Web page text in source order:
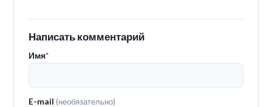
Написать комментарий
Имя*
E-mail(необязательно)